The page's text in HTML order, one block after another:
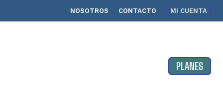
NOSOTROS CONTACTO MI CUENTA
PLANES